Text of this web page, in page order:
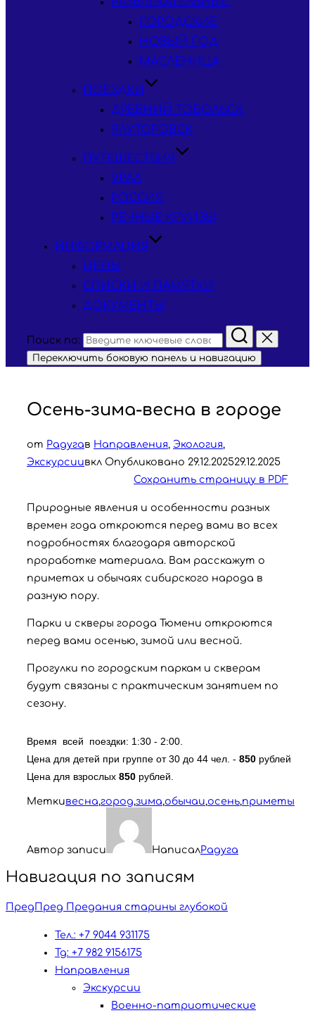
ГОРОДСКИЕ
НОВЫЙ ГОД
МАСЛЕНИЦА
ПОЕЗДКИ
ДРЕВНИЙ ТОБОЛЬСК
ЯЛУТОРОВСК
ПУТЕШЕСТВИЯ
УРАЛ
РОССИЯ
РЕЧНЫЕ КРУИЗЫ
ИНФОРМАЦИЯ
ЦЕНЫ
СПИСКИ И ПАМЯТКИ
ДОКУМЕНТЫ
Поиск по:
Переключить боковую панель и навигацию
Осень-зима-весна в городе
от Радугав Направления, Экология,
Экскурсиивкл Опубликовано 29.12.202529.12.2025
Сохранить страницу в PDF
Природные явления и особенности разных
времен года откроются перед вами во всех
подробностях благодаря авторской
проработке материала. Вам расскажут о
приметах и обычаях сибирского народа в
разную пору.
Парки и скверы города Тюмени откроются
перед вами осенью, зимой или весной.
Прогулки по городским паркам и скверам
будут связаны с практическим занятием по
сезону.
Время  всей  поездки: 1:30 - 2:00.
Цена для детей при группе от 30 до 44 чел. - 850 рублей
Цена для взрослых 850 рублей.
Меткивесна,город,зима,обычаи,осень,приметы
Автор записи НаписалРадуга
Навигация по записям
ПредПред Предания старины глубокой
Тел.: +7 9044 931175
Tg: +7 982 9156175
Направления
Экскурсии
Военно-патриотические